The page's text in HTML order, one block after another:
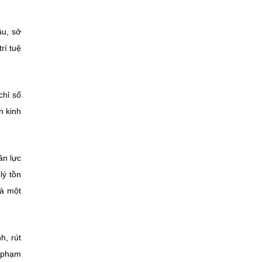
sở
tuệ
số
kinh
lực
tồn
một
rút